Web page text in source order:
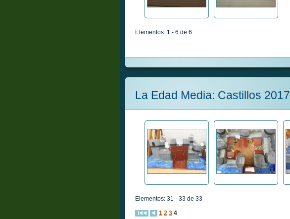
Elementos: 1 - 6 de 6
La Edad Media: Castillos 2017
Elementos: 31 - 33 de 33
1 2 3 4